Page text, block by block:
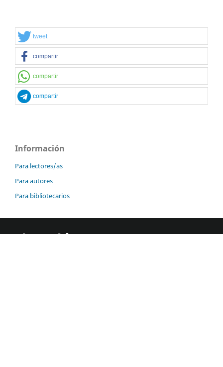
tweet
compartir
compartir
compartir
Información
Para lectores/as
Para autores
Para bibliotecarios
Dirección